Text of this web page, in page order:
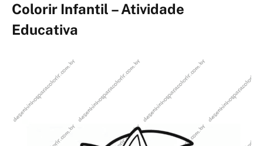
Colorir Infantil – Atividade
Educativa